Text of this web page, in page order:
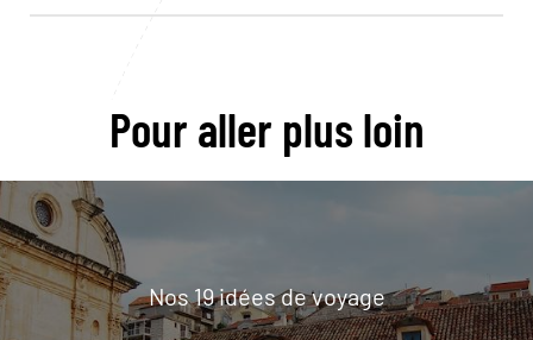
Pour aller plus loin
Nos 19 idées de voyage